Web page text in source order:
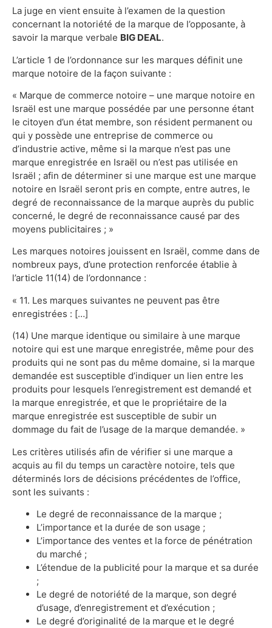
La juge en vient ensuite à l’examen de la question
concernant la notoriété de la marque de l’opposante, à
savoir la marque verbale BIG DEAL.
L’article 1 de l’ordonnance sur les marques définit une
marque notoire de la façon suivante :
« Marque de commerce notoire – une marque notoire en
Israël est une marque possédée par une personne étant
le citoyen d’un état membre, son résident permanent ou
qui y possède une entreprise de commerce ou
d’industrie active, même si la marque n’est pas une
marque enregistrée en Israël ou n’est pas utilisée en
Israël ; afin de déterminer si une marque est une marque
notoire en Israël seront pris en compte, entre autres, le
degré de reconnaissance de la marque auprès du public
concerné, le degré de reconnaissance causé par des
moyens publicitaires ; »
Les marques notoires jouissent en Israël, comme dans de
nombreux pays, d’une protection renforcée établie à
l’article 11(14) de l’ordonnance :
« 11. Les marques suivantes ne peuvent pas être
enregistrées : […]
(14) Une marque identique ou similaire à une marque
notoire qui est une marque enregistrée, même pour des
produits qui ne sont pas du même domaine, si la marque
demandée est susceptible d’indiquer un lien entre les
produits pour lesquels l’enregistrement est demandé et
la marque enregistrée, et que le propriétaire de la
marque enregistrée est susceptible de subir un
dommage du fait de l’usage de la marque demandée. »
Les critères utilisés afin de vérifier si une marque a
acquis au fil du temps un caractère notoire, tels que
déterminés lors de décisions précédentes de l’office,
sont les suivants :
Le degré de reconnaissance de la marque ;
L’importance et la durée de son usage ;
L’importance des ventes et la force de pénétration
du marché ;
L’étendue de la publicité pour la marque et sa durée
;
Le degré de notoriété de la marque, son degré
d’usage, d’enregistrement et d’exécution ;
Le degré d’originalité de la marque et le degré